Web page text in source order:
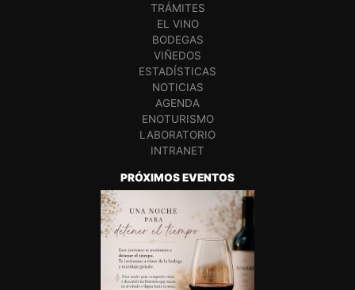
TRÁMITES
EL VINO
BODEGAS
VIÑEDOS
ESTADÍSTICAS
NOTICIAS
AGENDA
ENOTURISMO
LABORATORIO
INTRANET
PRÓXIMOS EVENTOS